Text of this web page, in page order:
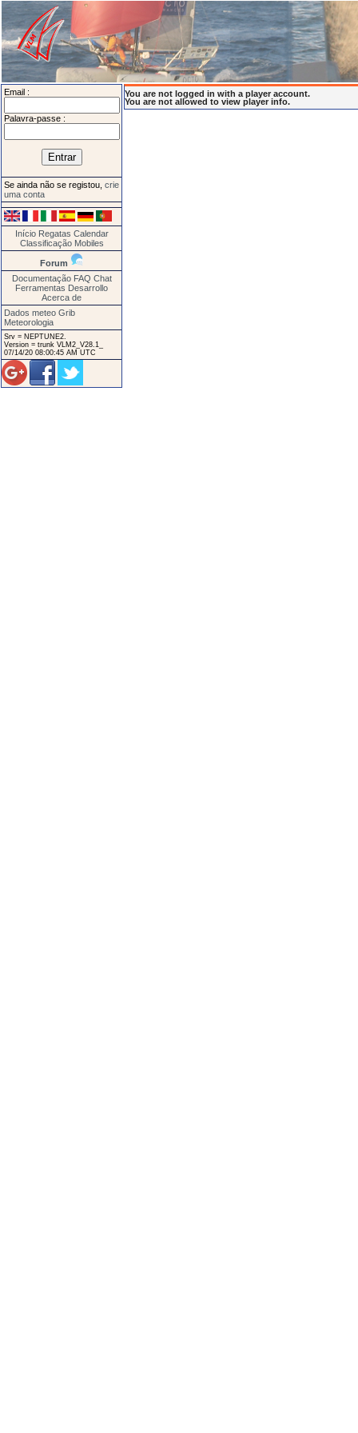
Email :
Palavra-passe :
Se ainda não se registou, crie
uma conta
Início Regatas Calendar
Classificação Mobiles
Forum
Documentação FAQ Chat
Ferramentas Desarrollo
Acerca de
Dados meteo Grib
Meteorologia
Srv = NEPTUNE2.
Version = trunk VLM2_V28.1_
07/14/20 08:00:45 AM UTC
You are not logged in with a player account.
You are not allowed to view player info.